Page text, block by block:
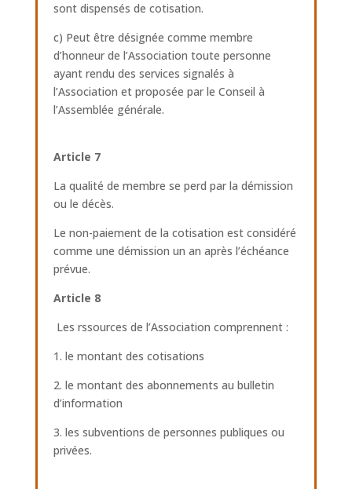
sont dispensés de cotisation.
c) Peut être désignée comme membre
d’honneur de l’Association toute personne
ayant rendu des services signalés à
l’Association et proposée par le Conseil à
l’Assemblée générale.
Article 7
La qualité de membre se perd par la démission
ou le décès.
Le non-paiement de la cotisation est considéré
comme une démission un an après l’échéance
prévue.
Article 8
Les rssources de l’Association comprennent :
1. le montant des cotisations
2. le montant des abonnements au bulletin
d’information
3. les subventions de personnes publiques ou
privées.